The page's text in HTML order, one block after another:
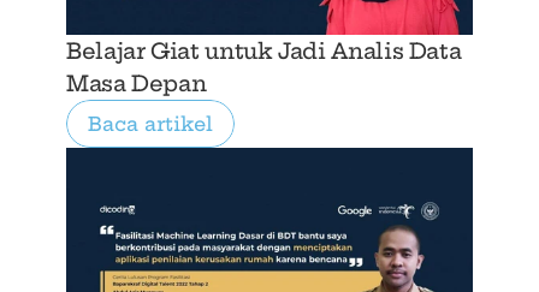
Belajar Giat untuk Jadi Analis Data
Masa Depan
Baca artikel